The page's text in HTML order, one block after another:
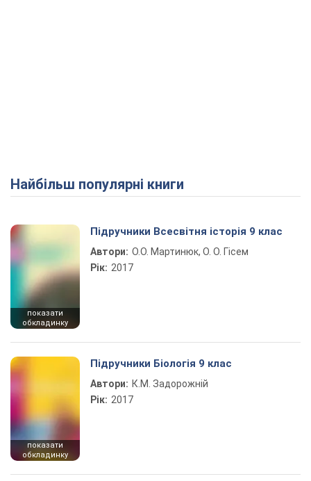
Найбільш популярні книги
показати
обкладинку
Підручники Всесвітня історія 9 клас
Автори: О.О. Мартинюк, О. О. Гісем
Рік: 2017
показати
обкладинку
Підручники Біологія 9 клас
Автори: К.М. Задорожній
Рік: 2017